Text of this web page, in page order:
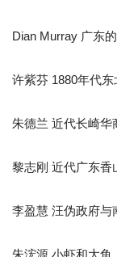
Dian Murray 广东
许紫芬 1880年代
朱德兰 近代长崎华
黎志刚 近代广东香
李盈慧 汪伪政府与
朱浤源 小虾和大鱼